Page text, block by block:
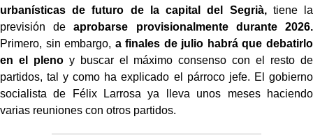
urbanísticas de futuro de la capital del Segrià,tiene la
previsión deaprobarse provisionalmente durante 2026.
Primero, sin embargo, a finales de julio habrá que debatirlo
en el plenoy buscar el máximo consenso con el resto de
partidos, tal y como ha explicado el párroco jefe. El gobierno
socialista de Félix Larrosa ya lleva unos meses haciendo
varias reuniones con otros partidos.